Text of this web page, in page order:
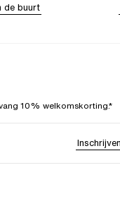
de buurt
10% welkomskorting.*
Inschrijven